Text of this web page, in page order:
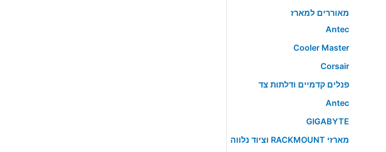
מאוררים למארז
Antec
Cooler Master
Corsair
פנלים קדמיים ודלתות צד
Antec
GIGABYTE
מארזי RACKMOUNT וציוד נלווה